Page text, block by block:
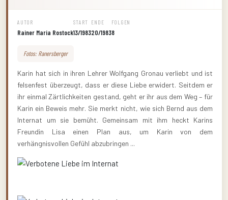
AUTOR
Rainer Maria Rostock
START
13/1983
ENDE
20/1983
FOLGEN
8
Fotos: Ranersberger
Karin hat sich in ihren Lehrer Wolfgang Gronau verliebt und ist
felsenfest überzeugt, dass er diese Liebe erwidert. Seitdem er
ihr einmal Zärtlichkeiten gestand, geht er ihr aus dem Weg – für
Karin ein Beweis mehr. Sie merkt nicht, wie sich Bernd aus dem
Internat um sie bemüht. Gemeinsam mit ihm heckt Karins
Freundin Lisa einen Plan aus, um Karin von dem
verhängnisvollen Gefühl abzubringen ...